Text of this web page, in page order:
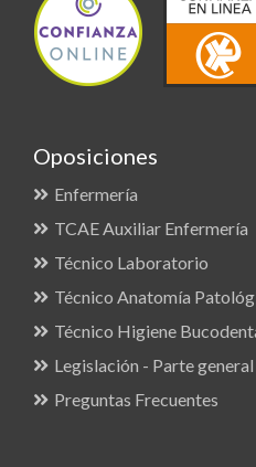
Oposiciones
Enfermería
TCAE Auxiliar Enfermería
Técnico Laboratorio
Técnico Anatomía
Técnico Higiene
Legislación - Parte general
Preguntas Frecuentes